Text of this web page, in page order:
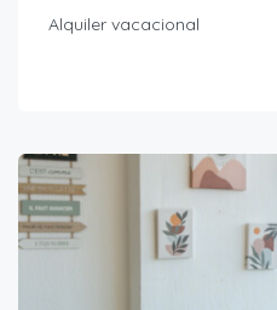
Alquiler vacacional